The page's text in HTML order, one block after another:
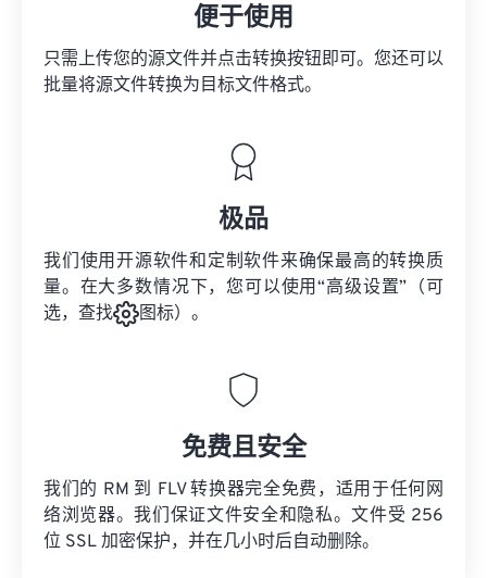
便于使用
只需上传您的源文件并点击转换按钮即可。您还可以
批量将源文件转换为目标文件格式。
极品
我们使用开源软件和定制软件来确保最高的转换质
量。在大多数情况下，您可以使用“高级设置”（可
选，查找
图标）。
免费且安全
我们的 RM 到 FLV 转换器完全免费，适用于任何网
络浏览器。我们保证文件安全和隐私。文件受 256
位 SSL 加密保护，并在几小时后自动删除。